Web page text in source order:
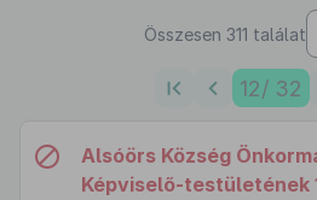
Összesen 311 találat
12/ 32
Alsóörs Község
Képviselő-testületének